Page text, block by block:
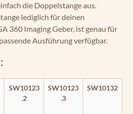
die Doppelstange aus.
lediglich für deinen
360 Imaging Geber, ist genau für
Ausführung verfügbar.
SW10123
.2
SW10123
.3
SW10132